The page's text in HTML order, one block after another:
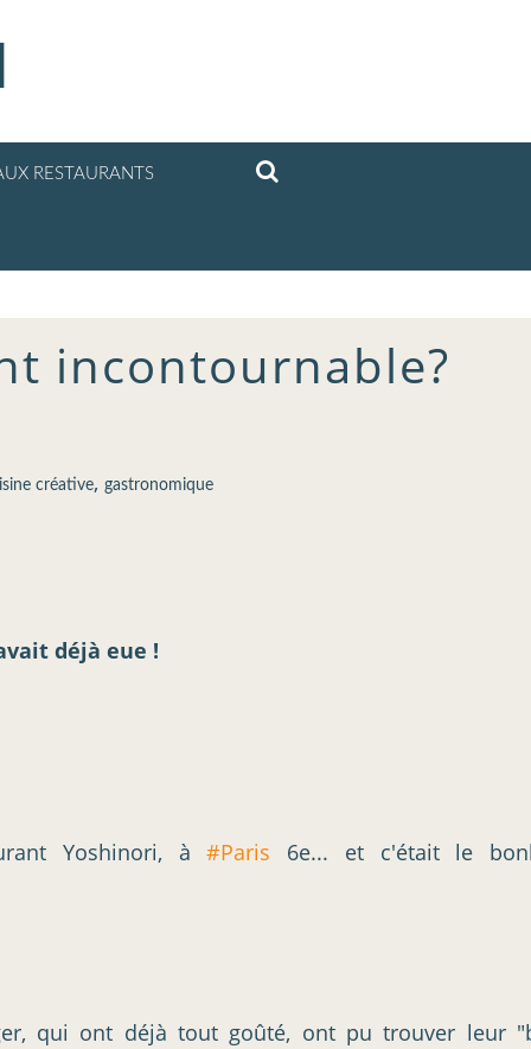
RESTAURANTS
incontournable?
créative, gastronomique
déjà eue !
Yoshinori, à#Paris 6e... et c'était le
qui ont déjà tout goûté, ont pu trouver leur